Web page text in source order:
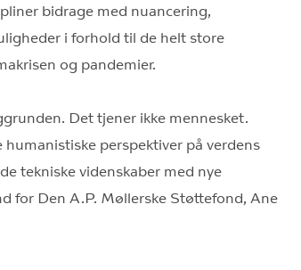
bidrage med nuancering,
i forhold til de helt store
og pandemier.
Det tjener ikke mennesket.
perspektiver på verdens
tekniske videnskaber med nye
for Den A.P. Møllerske Støttefond, Ane